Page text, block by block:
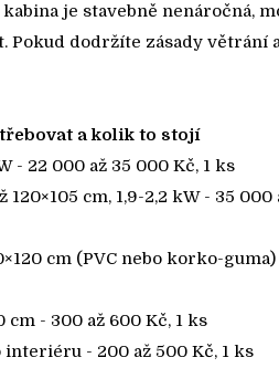
je stavebně nenáročná,
Pokud dodržíte zásady větrání
a kolik to stojí
- 22 000 až 35 000 Kč, 1 ks
cm, 1,9-2,2 kW - 35 000
cm (PVC nebo korko-
- 300 až 600 Kč, 1 ks
- 200 až 500 Kč, 1 ks